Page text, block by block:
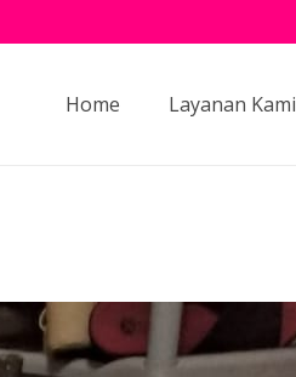
Home Layanan Kami